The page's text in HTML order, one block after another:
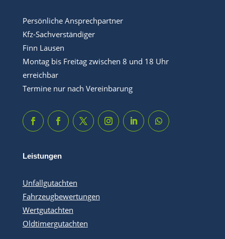
Persönliche Ansprechpartner
Kfz-Sachverständiger
Finn Lausen
Montag bis Freitag zwischen 8 und 18 Uhr
erreichbar
Termine nur nach Vereinbarung
Leistungen
Unfallgutachten
Fahrzeugbewertungen
Wertgutachten
Oldtimergutachten